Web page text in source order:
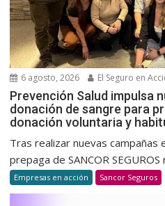
6 agosto, 2026 El Seguro en
Prevención Salud impulsa
donación de sangre para
donación voluntaria y
Tras realizar nuevas campañas
prepaga de SANCOR
Empresas en acción Sancor Seguros